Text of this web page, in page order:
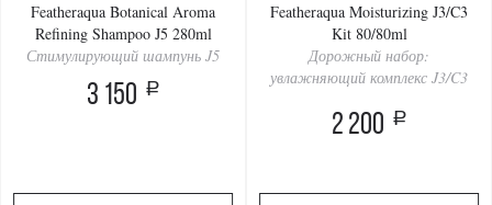
Featheraqua Botanical Aroma
Refining Shampoo J5 280ml
Стимулирующий шампунь J5
3 150 a
Featheraqua Moisturizing J3/C3
Kit 80/80ml
Дорожный набор:
увлажняющий комплекс J3/C3
2 200 a